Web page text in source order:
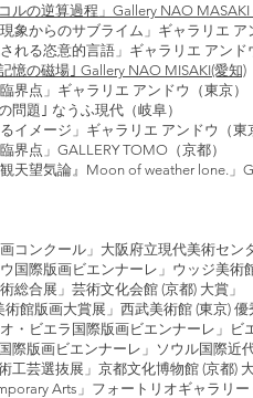
ルの逆算過程」Gallery NAO MASAKI
象からのサブライム」ギャラリエ ア
れる恣意的言語」ギャラリエ アンド
憶の磁場｣ Gallery NAO MISAKI(愛知)
界点」ギャラリエ アンドウ（東京）
｣ なうふ現代（岐阜）
イメージ」ギャラリエ アンドウ（東
点」GALLERY TOMO（京都）
望気論』Moon of weather lone.」
コンクール」大阪府立現代美術セン
国際版画ビエンナーレ」ウッジ美術
総合展」芸術文化会館 (京都) 大賞」
画大賞展」西武美術館 (東京) 優
・ビエラ国際版画ビエンナーレ」ビ
画ビエンナーレ」ソウル国際近
選抜展」京都文化博物館 (京都) 大
Arts」フォートリオギャラリー